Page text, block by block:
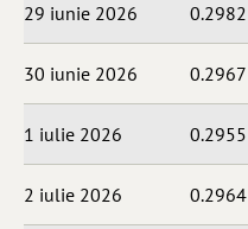
29 iunie 2026 0.2982
30 iunie 2026 0.2967
1 iulie 2026 0.2955
2 iulie 2026 0.2964